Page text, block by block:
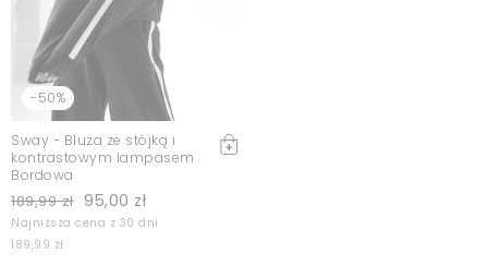
-50%
Sway - Bluza ze stójką i
kontrastowym lampasem
Bordowa
189,99 zł 95,00 zł
Najniższa cena z 30 dni
189,99 zł